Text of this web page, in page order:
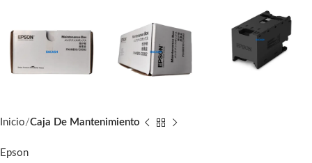
Inicio Caja De Mantenimiento
Epson